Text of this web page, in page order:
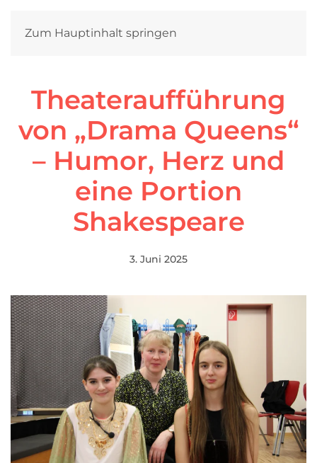
Zum Hauptinhalt springen
Theateraufführung
von „Drama Queens“
– Humor, Herz und
eine Portion
Shakespeare
3. Juni 2025